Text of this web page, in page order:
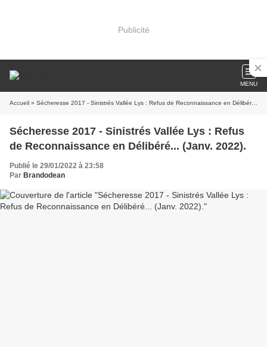
Publicité
MENU
Accueil » Sécheresse 2017 - Sinistrés Vallée Lys : Refus de Reconnaissance en Délibéré... (Janv. 2022).
Sécheresse 2017 - Sinistrés Vallée Lys : Refus
de Reconnaissance en Délibéré... (Janv. 2022).
Publié le 29/01/2022 à 23:58
Par Brandodean